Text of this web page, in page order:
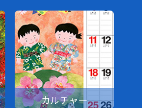
カルチャー